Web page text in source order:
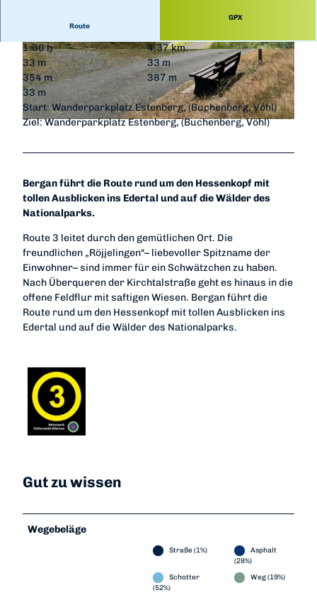
© Paula Schröder, Naturpark Kellerwald-Edersee |CC-BY-SA
© Paula Schröder, Naturpark Kellerwald-Ederse
e
© Paula Schröder, Naturpark Kellerwald-Ederse
e |CC-BY-SA
Route
GPX
1:30 h
4,37 km
33 m
33 m
354 m
387 m
33 m
Start: Wanderparkplatz Estenberg, (Buchenberg, Vöhl)
Ziel: Wanderparkplatz Estenberg, (Buchenberg, Vöhl)
Bergan führt die Route rund um den Hessenkopf mit
tollen Ausblicken ins Edertal und auf die Wälder des
Nationalparks.
Route 3 leitet durch den gemütlichen Ort. Die
freundlichen „Röjjelingen“– liebevoller Spitzname der
Einwohner– sind immer für ein Schwätzchen zu haben.
Nach Überqueren der Kirchtalstraße geht es hinaus in die
offene Feldflur mit saftigen Wiesen. Bergan führt die
Route rund um den Hessenkopf mit tollen Ausblicken ins
Edertal und auf die Wälder des Nationalparks.
Gut zu wissen
Wegebeläge
Straße (1%)
Asphalt
(28%)
Schotter
(52%)
Weg (19%)